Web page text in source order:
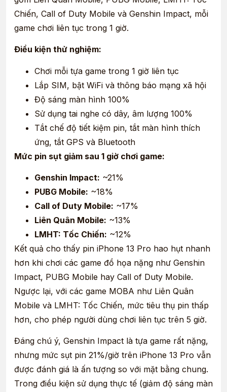
Chiến, Call of Duty Mobile và Genshin Impact, mỗi
game chơi liên tục trong 1 giờ.
Điều kiện thử nghiệm:
Chơi mỗi tựa game trong 1 giờ liên tục
Lắp SIM, bật WiFi và thông báo mạng xã hội
Độ sáng màn hình 100%
Sử dụng tai nghe có dây, âm lượng 100%
Tắt chế độ tiết kiệm pin, tắt màn hình thích
ứng, tắt GPS và Bluetooth
Mức pin sụt giảm sau 1 giờ chơi game:
Genshin Impact: ~21%
PUBG Mobile: ~18%
Call of Duty Mobile: ~17%
Liên Quân Mobile: ~13%
LMHT: Tốc Chiến: ~12%
Kết quả cho thấy pin iPhone 13 Pro hao hụt nhanh
hơn khi chơi các game đồ họa nặng như Genshin
Impact, PUBG Mobile hay Call of Duty Mobile.
Ngược lại, với các game MOBA như Liên Quân
Mobile và LMHT: Tốc Chiến, mức tiêu thụ pin thấp
hơn, cho phép người dùng chơi liên tục trên 5 giờ.
Đáng chú ý, Genshin Impact là tựa game rất nặng,
nhưng mức sụt pin 21%/giờ trên iPhone 13 Pro vẫn
được đánh giá là ấn tượng so với mặt bằng chung.
Trong điều kiện sử dụng thực tế (giảm độ sáng màn